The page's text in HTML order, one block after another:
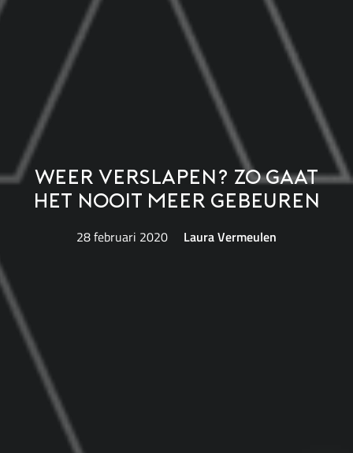
Weer verslapen? Zo gaat
het nooit meer gebeuren
28 februari 2020 Laura Vermeulen